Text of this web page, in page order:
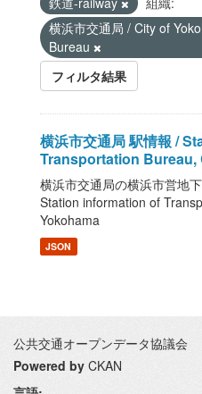
横浜市交通局 / City of
Bureau
フィルタ結果
横浜市交通局 駅情報 /
Transportation Bureau,
横浜市交通局の横浜市営地
Station information of
Yokohama
JSON
公共交通オープンデータ協議会
Powered by CKAN